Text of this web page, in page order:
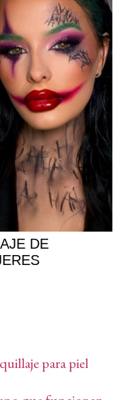
DE
para piel